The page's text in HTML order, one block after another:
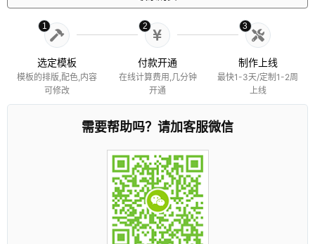
1
选定模板
模板的排版,配色,内容
可修改
2
付款开通
在线计算费用,几分钟
开通
3
制作上线
最快1-3天/定制1-2周
上线
需要帮助吗？请加客服微信